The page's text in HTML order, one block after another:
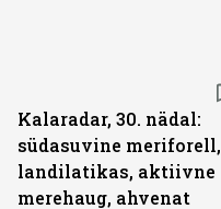
Kalaradar, 30. nädal:
südasuvine meriforell,
landilatikas, aktiivne
merehaug, ahvenat